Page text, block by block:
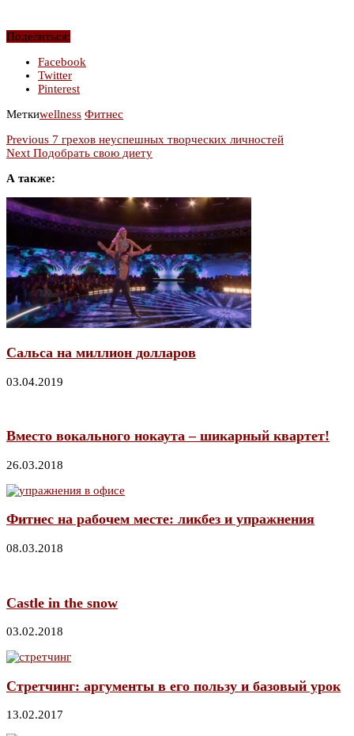
Поделиться:
Facebook
Twitter
Pinterest
Меткиwellness Фитнес
Previous 7 грехов неуспешных творческих личностей
Next Подобрать свою диету
А также:
Сальса на миллион долларов
03.04.2019
Вместо вокального нокаута – шикарный квартет!
26.03.2018
Фитнес на рабочем месте: ликбез и упражнения
08.03.2018
Castle in the snow
03.02.2018
Стретчинг: аргументы в его пользу и базовый урок
13.02.2017